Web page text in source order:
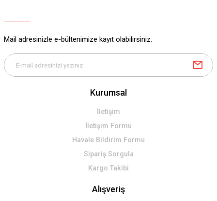
Bu ürüne benzer farklı alternatifler olmalı.
Gönder
Mail adresinizle e-bültenimize kayıt olabilirsiniz.
Kurumsal
İletişim
İletişim Formu
Havale Bildirim Formu
Sipariş Sorgula
Kargo Takibi
Alışveriş